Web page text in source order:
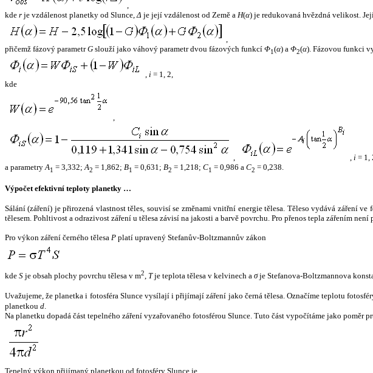
,
kde r je vzdálenost planetky od Slunce,Δ je její vzdálenost od Země a H(α) je redukovaná hvězdná velikost.
,
přičemž fázový parametrG slouží jako váhový parametr dvou fázových funkcí Φ1(α) a Φ2(α). Fázovou funkci
, i = 1, 2,
kde
,
, , i = 1,
a parametryA1 = 3,332;A2 = 1,862; B1 = 0,631; B2 = 1,218; C1 = 0,986 a C2 = 0,238.
Výpočet efektivní teploty planetky …
Sálání (záření) je přirozená vlastnost těles, souvisí se změnami vnitřní energie tělesa. Těleso vydává záření
tělesem. Pohltivost a odrazivost záření u tělesa závisí na jakosti a barvě povrchu. Pro přenos tepla zářením
Pro výkon záření černého tělesa P platí upravený Stefanův-Boltzmannův zákon
kde S je obsah plochy povrchu tělesa v m2, Tje teplota tělesa v kelvinech a σje Stefanova-Boltzmannova
Uvažujeme, že planetka i fotosféra Slunce vysílají i přijímají záření jako černá tělesa. Označíme teplotu
planetkou d.
Na planetku dopadá část tepelného záření vyzařovaného fotosférou Slunce. Tuto část vypočítáme jako poměr
Tepelný výkon přijímaný planetkou od fotosféry Slunce je